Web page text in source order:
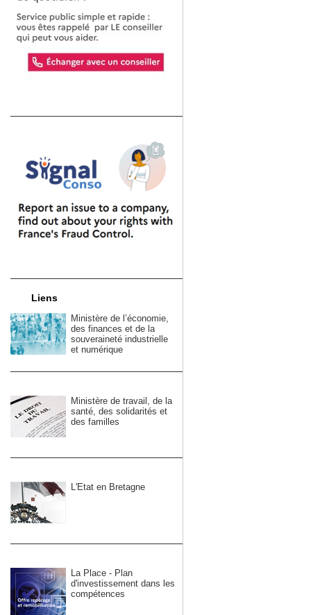
Liens
Ministère de l’économie,
des finances et de la
souveraineté industrielle
et numérique
Ministère de travail, de la
santé, des solidarités et
des familles
L'Etat en Bretagne
La Place - Plan
d'investissement dans les
compétences